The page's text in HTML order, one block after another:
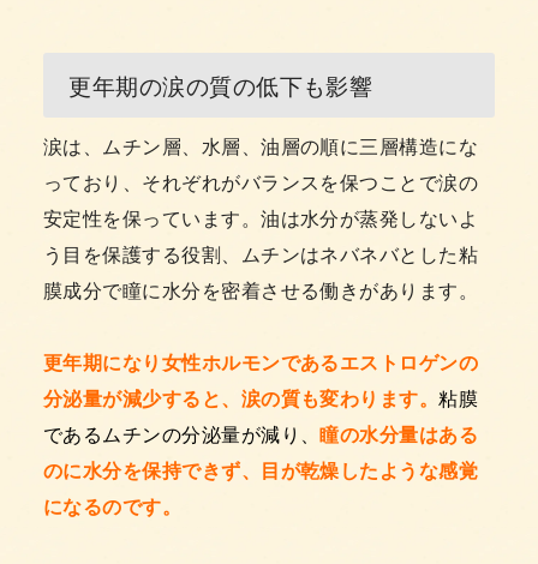
更年期の涙の質の低下も影響
涙は、ムチン層、水層、油層の順に三層構造にな
っており、それぞれがバランスを保つことで涙の
安定性を保っています。油は水分が蒸発しないよ
う目を保護する役割、ムチンはネバネバとした粘
膜成分で瞳に水分を密着させる働きがあります。
更年期になり女性ホルモンであるエストロゲンの
分泌量が減少すると、涙の質も変わります。粘膜
であるムチンの分泌量が減り、瞳の水分量はある
のに水分を保持できず、目が乾燥したような感覚
になるのです。